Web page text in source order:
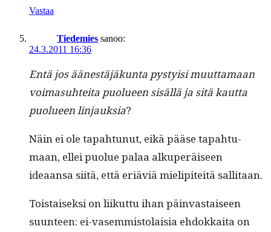
Vastaa
Tiedemies sanoo:
24.3.2011 16:36
Entä jos äänestäjäkun­ta pysty­isi muut­ta­maan
voima­suhtei­ta puolueen sisäl­lä ja sitä kaut­ta
puolueen lin­jauk­sia?
Näin ei ole tapah­tunut, eikä pääse tapah­tu­
maan, ellei puolue palaa alku­peräiseen
ideaansa siitä, että eriäviä mielip­iteitä sallitaan.
Tois­taisek­si on liikut­tu ihan päin­vas­taiseen
suun­teen: ei-vasem­mis­to­laisia ehdokkai­ta on